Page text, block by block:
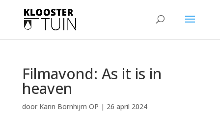
Filmavond: As it is in
heaven
door Karin Bornhijm OP | 26 april 2024